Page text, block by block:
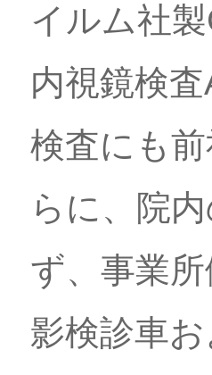
イルム社
内視鏡検
検査にも
らに、院
ず、事業
影検診車